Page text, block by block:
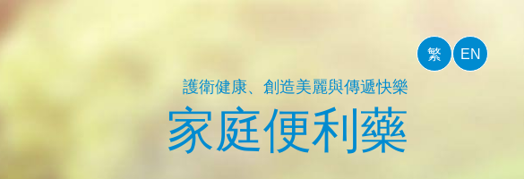
繁 EN
護衛健康、創造美麗與傳遞快樂
家庭便利藥